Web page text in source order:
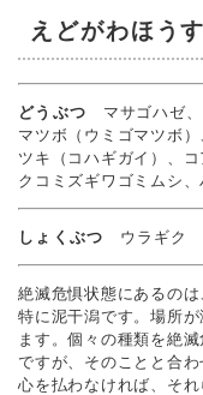
えどがわほう
どうぶつ マサゴハゼ、
マツボ（ウミゴマツボ
ツキ（コハギガイ）、
クコミズギワゴミムシ
しょくぶつ ウラギク
絶滅危惧状態にあるの
特に泥干潟です。場所
ます。個々の種類を絶
ですが、そのことと合
心を払わなければ、それ